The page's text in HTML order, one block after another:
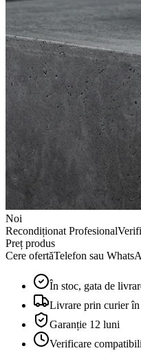
Noi
Recondiționat Profesional
Preț produs
Cere ofertăTelefon sau
În stoc, gata de
Livrare prin curier în
Garanție 12 luni
Verificare